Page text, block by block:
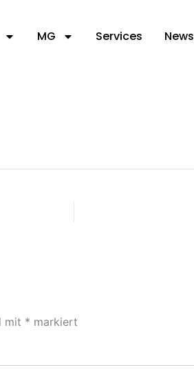
MG Services News
mit * markiert